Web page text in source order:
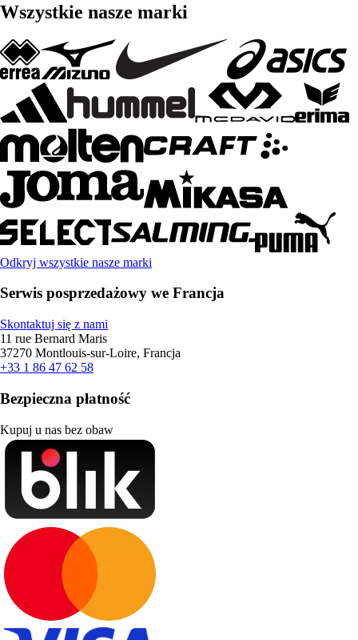
Wszystkie nasze marki
Odkryj wszystkie nasze marki
Serwis posprzedażowy we Francja
Skontaktuj się z nami
11 rue Bernard Maris
37270 Montlouis-sur-Loire, Francja
+33 1 86 47 62 58
Bezpieczna płatność
Kupuj u nas bez obaw